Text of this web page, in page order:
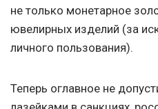
не только монетарное
ювелирных изделий (за
личного пользования).
Теперь оглавное не